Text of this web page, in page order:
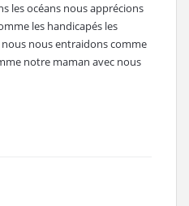
les océans nous apprécions
les handicapés les
nous entraidons comme
notre maman avec nous